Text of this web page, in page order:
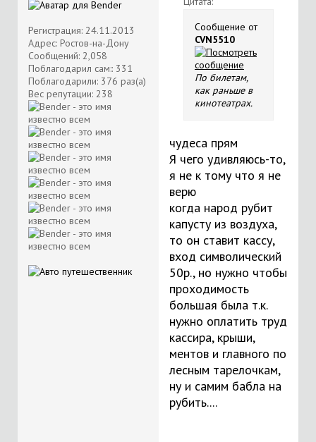
Регистрация: 24.11.2013
Адрес: Ростов-на-Дону
Сообщений: 2,058
Поблагодарил сам:: 331
Поблагодарили: 376 раз(а)
Вес репутации: 238
Сообщение от
CVN5510
По билетам,
как раньше в
кинотеатрах.
чудеса прям
Я чего удивляюсь-то,
я не к тому что я не
верю
когда народ рубит
капусту из воздуха,
то он ставит кассу,
вход символический
50р., но нужно чтобы
проходимость
большая была т.к.
нужно оплатить труд
кассира, крыши,
ментов и главного по
лесным тарелочкам,
ну и самим бабла на
рубить....